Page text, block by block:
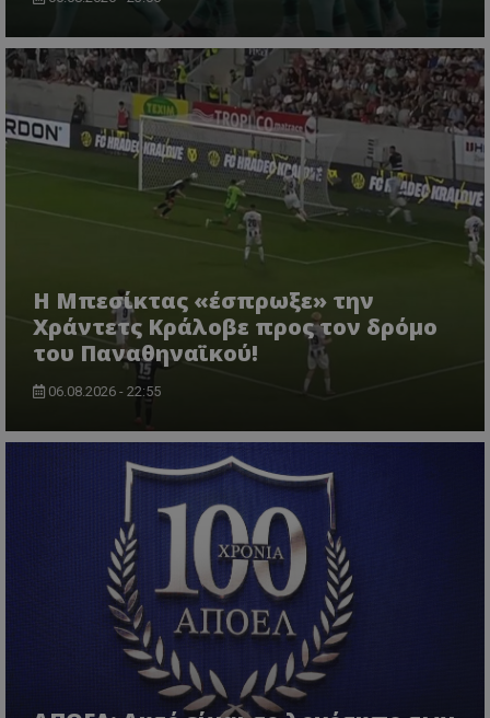
Η Μπεσίκτας «έσπρωξε» την
Χράντετς Κράλοβε προς τον δρόμο
του Παναθηναϊκού!
06.08.2026 - 22:55